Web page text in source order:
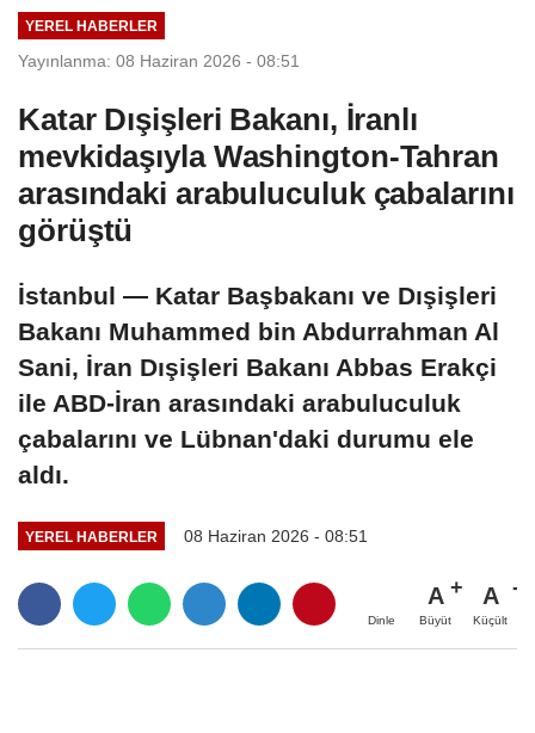
YEREL HABERLER
Yayınlanma: 08 Haziran 2026 - 08:51
Katar Dışişleri Bakanı, İranlı
mevkidaşıyla Washington-Tahran
arasındaki arabuluculuk çabalarını
görüştü
İstanbul — Katar Başbakanı ve Dışişleri
Bakanı Muhammed bin Abdurrahman Al
Sani, İran Dışişleri Bakanı Abbas Erakçi
ile ABD-İran arasındaki arabuluculuk
çabalarını ve Lübnan'daki durumu ele
aldı.
YEREL HABERLER 08 Haziran 2026 - 08:51
Dinle
A
Büyüt
A
Küçült